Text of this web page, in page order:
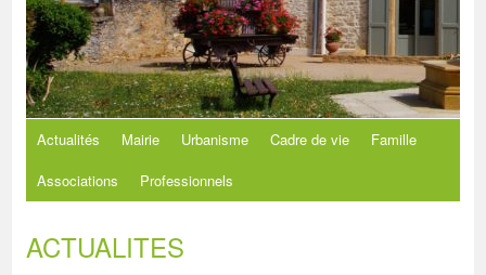
Actualités Mairie Urbanisme Cadre de vie
Famille
Associations
Professionnels
ACTUALITES